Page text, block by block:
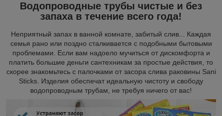
Водопроводные трубы чистые и без
запаха в течение всего года!
Неприятный запах в ванной комнате, забитый слив... Каждая
семья рано или поздно сталкивается с подобными бытовыми
проблемами. Если вам надоело мучиться от дискомфорта и
платить большие деньги сантехникам за простые действия, то
скорее знакомьтесь с палочками от засора слива раковины Sani
Sticks. Изделия обеспечат идеальную чистоту и свободу
водопроводным трубам, не требуя ничего от вас!